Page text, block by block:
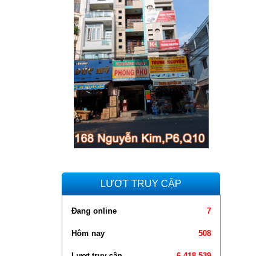
LƯỢT TRUY CẬP
Đang online 7
Hôm nay 508